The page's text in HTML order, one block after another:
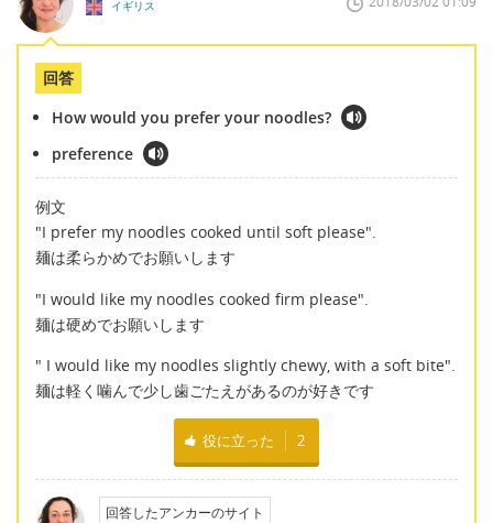
イギリス
回答
How would you prefer your noodles?
preference
例文
"I prefer my noodles cooked until soft please".
麺は柔らかめでお願いします
"I would like my noodles cooked firm please".
麺は硬めでお願いします
" I would like my noodles slightly chewy, with a soft bite".
麺は軽く噛んで少し歯ごたえがあるのが好きです
役に立った 2
回答したアンカーのサイト